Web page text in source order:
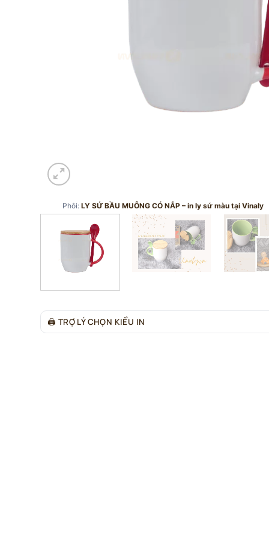
Phôi: LY SỨ BẦU MUỖNG CÓ NẮP – in ly sứ màu tại Vinaly
🖨 TRỢ LÝ CHỌN KIỂU IN